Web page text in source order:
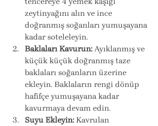
zeytinyağını alın ve ince
doğranmış soğanları yumuşayana
kadar soteleleyin.
Baklaları Kavurun: Ayıklanmış ve
küçük küçük doğranmış taze
baklaları soğanların üzerine
ekleyin. Baklaların rengi dönüp
hafifçe yumuşayana kadar
kavurmaya devam edin.
Suyu Ekleyin: Kavrulan